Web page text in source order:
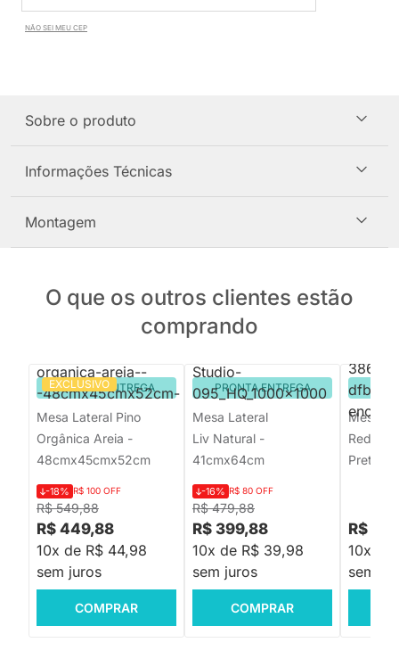
NÃO SEI MEU CEP
Sobre o produto
Informações Técnicas
Montagem
O que os outros clientes estão
comprando
EXCLUSIVO
PRONTA ENTREGA
Mesa Lateral Pino
Orgânica Areia -
48cmx45cmx52cm
R$ 549,88
-18% R$ 100 OFF
R$ 449,88
10x de R$ 44,98
sem juros
COMPRAR
PRONTA ENTREGA
Mesa Lateral
Liv Natural -
41cmx64cm
R$ 479,88
-16% R$ 80 OFF
R$ 399,88
10x de R$ 39,98
sem juros
COMPRAR
Mesa
Preto e
R$
10x de
sem